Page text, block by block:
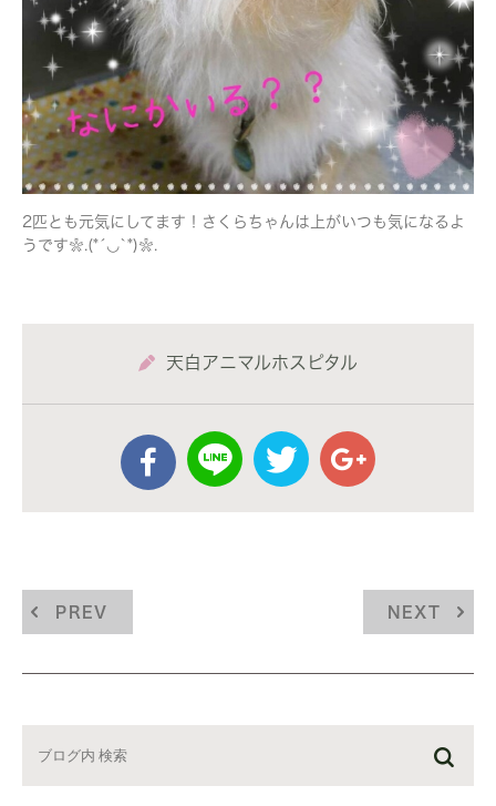
2匹とも元気にしてます！さくらちゃんは上がいつも気になるよ
うです❀.(*´◡`*)❀.
天白アニマルホスピタル
PREV NEXT